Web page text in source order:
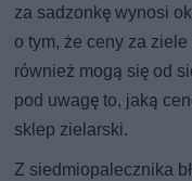
za sadzonkę wynosi
o tym, że ceny za
również mogą się od
pod uwagę to, jaką
sklep zielarski.
Z siedmiopalecznika